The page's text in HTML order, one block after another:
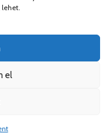
lehet.
el